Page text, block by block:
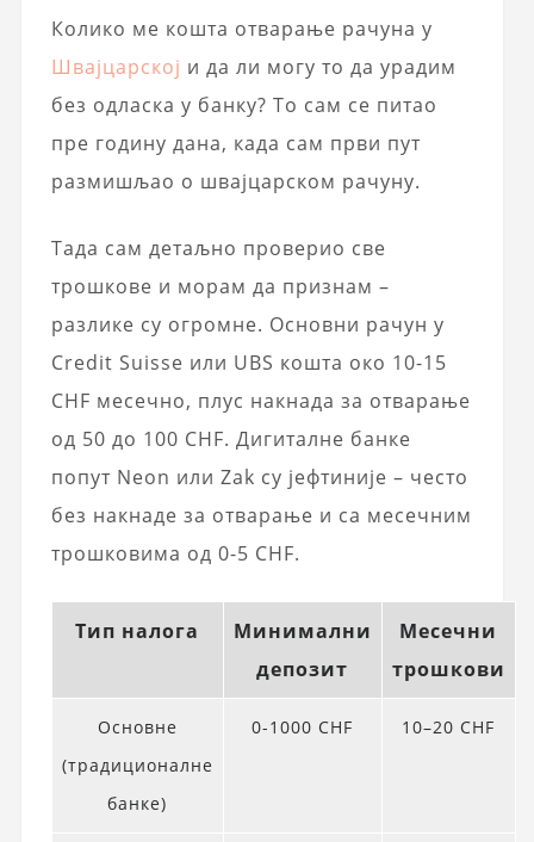
Колико ме кошта отварање рачуна у
Швајцарској и да ли могу то да урадим
без одласка у банку? То сам се питао
пре годину дана, када сам први пут
размишљао о швајцарском рачуну.
Тада сам детаљно проверио све
трошкове и морам да признам –
разлике су огромне. Основни рачун у
Credit Suisse или UBS кошта око 10-15
CHF месечно, плус накнада за отварање
од 50 до 100 CHF. Дигиталне банке
попут Neon или Zak су јефтиније – често
без накнаде за отварање и са месечним
трошковима од 0-5 CHF.
Тип налога
Минимални
депозит
Месечни
трошкови
Основне
(традиционалне
банке)
0-1000 CHF 10–20 CHF